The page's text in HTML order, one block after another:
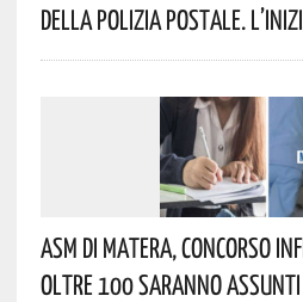
Della Polizia Postale.
Asm Di Matera, Concorso
Oltre 100 Saranno Assunti